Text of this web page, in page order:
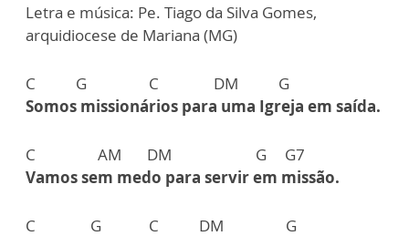
Letra e música: Pe. Tiago da Silva Gomes,
arquidiocese de Mariana (MG)
C G C DM G
Somos missionários para uma Igreja em saída.
C AM DM G G7
Vamos sem medo para servir em missão.
C G C DM G